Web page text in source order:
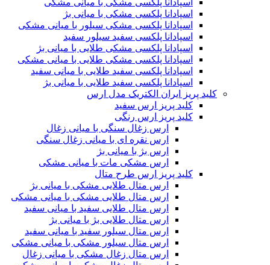
اسپادانا پلکسی مشکی با میانی مشکی
اسپادانا پلکسی مشکی با میانی بژ
اسپادانا پلکسی مشکی سیلور با میانی مشکی
اسپادانا پلکسی سفید سیلور سفید
اسپادانا پلکسی مشکی طلایی با میانی بژ
اسپادانا پلکسی مشکی طلایی با میانی مشکی
اسپادانا پلکسی سفید طلایی با میانی سفید
اسپادانا پلکسی سفید طلایی با میانی بژ
کلید پریز ایران الکتریک مدل ارس
کلید پریز ارس سفید
کلید پریز ارس رنگی
ارس زغال سنگی با میانی زغال
ارس نقره ای با میانی زغال سنگی
ارس بژ با میانی بژ
ارس مشکی مات با میانی مشکی
کلید پریز ارس طرح متال
ارس متال طلایی مشکی با میانی بژ
ارس متال طلایی مشکی با میانی مشکی
ارس متال طلایی سفید با میانی سفید
ارس متال طلایی بژ با میانی بژ
ارس متال سیلور سفید با میانی سفید
ارس متال سیلور مشکی با میانی مشکی
ارس متال زغال مشکی با میانی زغال